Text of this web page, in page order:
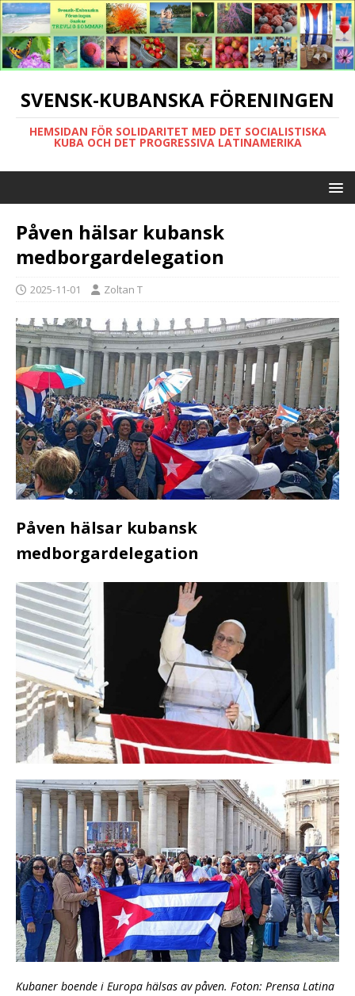
SVENSK-KUBANSKA FÖRENINGEN
HEMSIDAN FÖR SOLIDARITET MED DET SOCIALISTISKA
KUBA OCH DET PROGRESSIVA LATINAMERIKA
Påven hälsar kubansk
medborgardelegation
2025-11-01 Zoltan T
Påven hälsar kubansk
medborgardelegation
Kubaner boende i Europa hälsas av påven. Foton: Prensa Latina